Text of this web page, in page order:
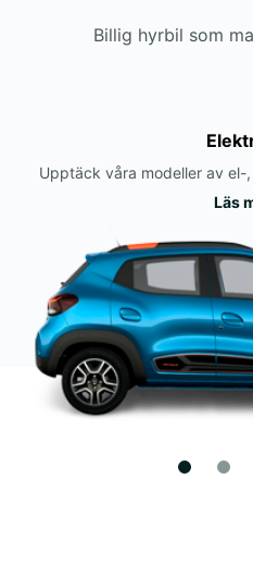
Billig hyrbil som
Upptäck våra modeller av
Läs